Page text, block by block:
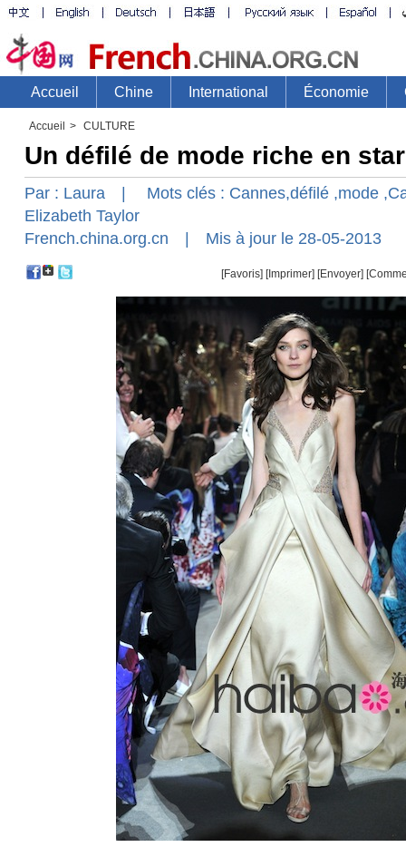
Accueil > CULTURE
Un défilé de mode riche en
Par : Laura | Mots clés : Cannes,défilé ,mode
Elizabeth Taylor
French.china.org.cn | Mis à jour le 28-05-2013
[Favoris] [Imprimer] [Envoyer]